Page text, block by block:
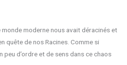
monde moderne nous avait déracinés et
quête de nos Racines. Comme si
peu d’ordre et de sens dans ce chaos